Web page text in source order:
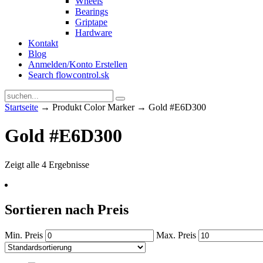
Bearings
Griptape
Hardware
Kontakt
Blog
Anmelden/Konto Erstellen
Search flowcontrol.sk
Startseite → Produkt Color Marker → Gold #E6D300
Gold #E6D300
Zeigt alle 4 Ergebnisse
Sortieren nach Preis
Min. Preis Max. Preis